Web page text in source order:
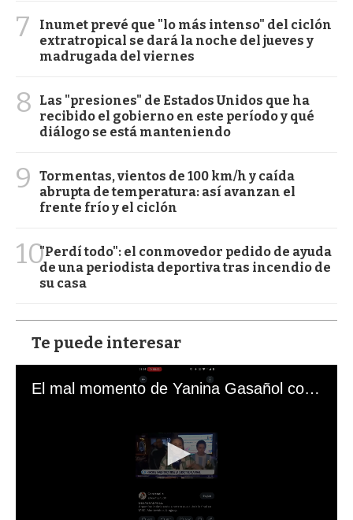
7
Inumet prevé que "lo más intenso" del ciclón
extratropical se dará la noche del jueves y
madrugada del viernes
8
Las "presiones" de Estados Unidos que ha
recibido el gobierno en este período y qué
diálogo se está manteniendo
9
Tormentas, vientos de 100 km/h y caída
abrupta de temperatura: así avanzan el
frente frío y el ciclón
10"Perdí todo": el conmovedor pedido de ayuda
de una periodista deportiva tras incendio de
su casa
Te puede interesar
El mal momento de Yanina Gasañol con un hincha argentino en "Subrayado"